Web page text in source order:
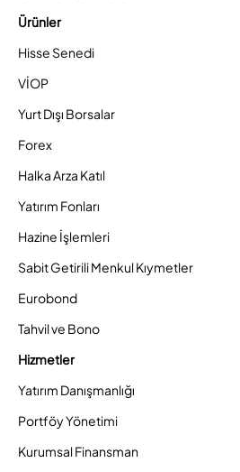
Ürünler
Hisse Senedi
VİOP
Yurt Dışı Borsalar
Forex
Halka Arza Katıl
Yatırım Fonları
Hazine İşlemleri
Sabit Getirili Menkul Kıymetler
Eurobond
Tahvil ve Bono
Hizmetler
Yatırım Danışmanlığı
Portföy Yönetimi
Kurumsal Finansman